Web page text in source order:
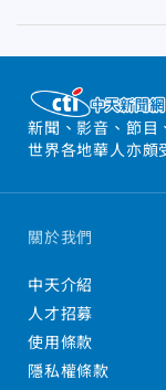
新聞、影音、節目
世界各地華人亦頗
關於我們
中天介紹
人才招募
使用條款
隱私權條款